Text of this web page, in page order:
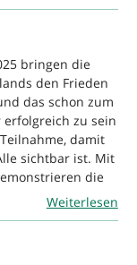
bringen die
den Frieden
das schon zum
zu sein
damit
sichtbar ist. Mit
die
Weiterlesen